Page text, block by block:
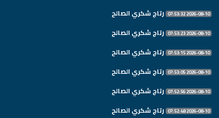
2026-08-10 07:53:32 رتاج شكري الصالح
2026-08-10 07:53:23 رتاج شكري الصالح
2026-08-10 07:53:15 رتاج شكري الصالح
2026-08-10 07:53:05 رتاج شكري الصالح
2026-08-10 07:52:56 رتاج شكري الصالح
2026-08-10 07:52:48 رتاج شكري الصالح